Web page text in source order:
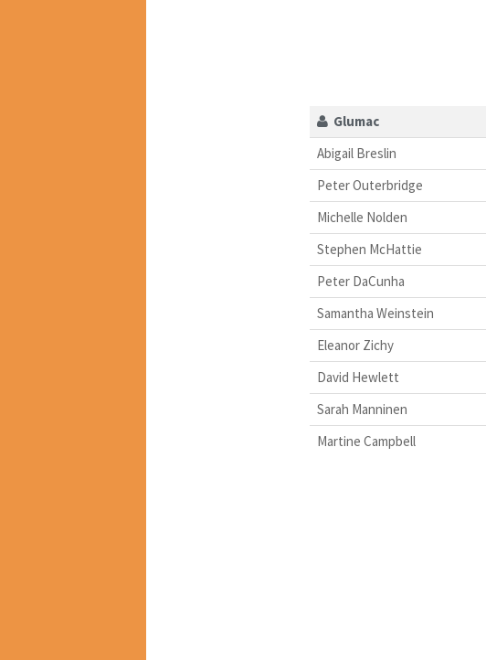
Glumac
Abigail Breslin
Peter Outerbridge
Michelle Nolden
Stephen McHattie
Peter DaCunha
Samantha Weinstein
Eleanor Zichy
David Hewlett
Sarah Manninen
Martine Campbell